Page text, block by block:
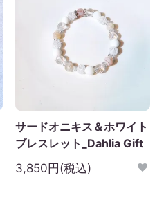
サードオニキス＆ホワイト
ブレスレット_Dahlia Gift
3,850円(税込)